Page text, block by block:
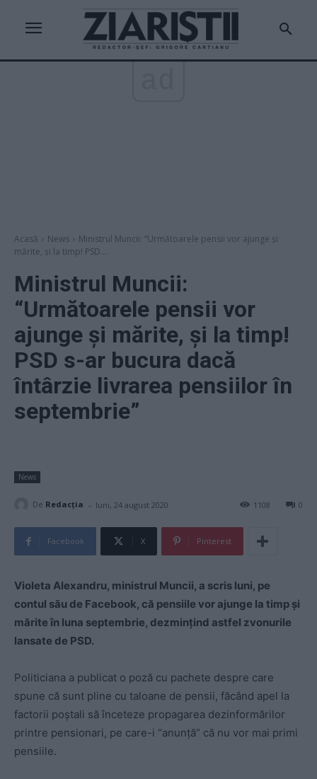
Acasă News
Ministrul Muncii: “Următoarele pensii vor ajunge și
mărite, și la timp! PSD...
Ministrul Muncii:
“Următoarele pensii vor
ajunge și mărite, și la timp!
PSD s-ar bucura dacă
întârzie livrarea pensiilor în
septembrie”
News
De Redacţia - luni, 24 august 2020 0
1108
Facebook X Pinterest
Violeta Alexandru, ministrul Muncii, a scris luni, pe
contul său de Facebook, că pensiile vor ajunge la timp și
mărite în luna septembrie, dezmințind astfel zvonurile
lansate de PSD.
Politiciana a publicat o poză cu pachete despre care
spune că sunt pline cu taloane de pensii, făcând apel la
factorii poștali să înceteze propagarea dezinformărilor
printre pensionari, pe care-i “anunță” că nu vor mai primi
pensiile.